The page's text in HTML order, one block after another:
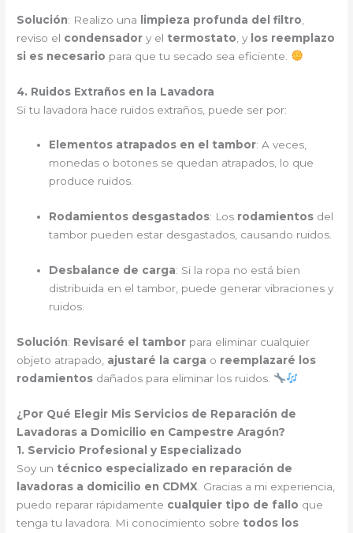
Solución: Realizo una limpieza profunda del filtro
reviso el condensador y el termostato , y los reemplazo
si es necesario para que tu secado sea eficiente.
4. Ruidos Extraños en la Lavadora
Si tu lavadora hace ruidos extraños, puede ser por:
Elementos atrapados en el tambor: A veces,
monedas o botones se quedan atrapados, lo que
produce ruidos.
Rodamientos desgastados: Los rodamientos del
tambor pueden estar desgastados, causando ruidos.
Desbalance de carga: Si la ropa no está bien
distribuida en el tambor, puede generar vibraciones y
ruidos.
Solución: Revisaré el tambor para eliminar cualquier
objeto atrapado, ajustaré la carga o reemplazaré los
rodamientos dañados para eliminar los ruidos.
¿Por Qué Elegir Mis Servicios de Reparación de
Lavadoras a Domicilio en Campestre Aragón?
1. Servicio Profesional y Especializado
Soy un técnico especializado en reparación de
lavadoras a domicilio en CDMX . Gracias a mi experiencia,
puedo reparar rápidamente cualquier tipo de fallo que
tenga tu lavadora. Mi conocimiento sobre todos los